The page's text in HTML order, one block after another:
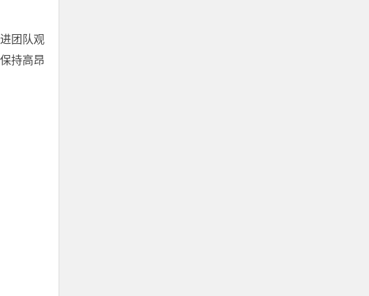
团队观
持高昂